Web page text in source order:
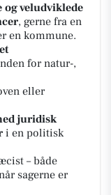
og veludviklede
, gerne fra en
en kommune.
for natur-,
eller
juridisk
i en politisk
– både
sagerne er